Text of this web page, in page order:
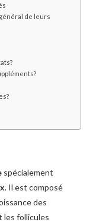
de leurs
spécialement
. Il est composé
des
les follicules